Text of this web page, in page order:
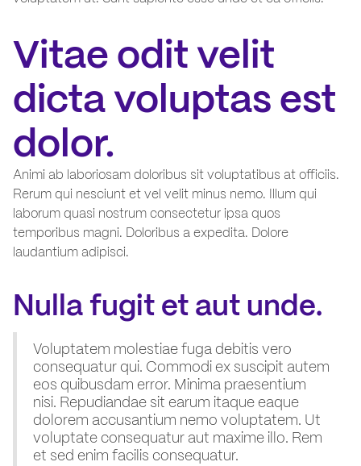
Vitae odit velit
dicta voluptas est
dolor.
Animi ab laboriosam doloribus sit voluptatibus at officiis.
Rerum qui nesciunt et vel velit minus nemo. Illum qui
laborum quasi nostrum consectetur ipsa quos
temporibus magni. Doloribus a expedita. Dolore
laudantium adipisci.
Nulla fugit et aut unde.
Voluptatem molestiae fuga debitis vero
consequatur qui. Commodi ex suscipit autem
eos quibusdam error. Minima praesentium
nisi. Repudiandae sit earum itaque eaque
dolorem accusantium nemo voluptatem. Ut
voluptate consequatur aut maxime illo. Rem
et sed enim facilis consequatur.